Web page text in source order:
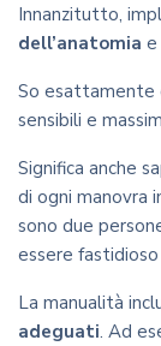
Innanzitutto,
dell’anatomia
So esattamente
sensibili e
Significa anche
di ogni manovra
sono due
essere fastidioso
La manualità
adeguati. Ad